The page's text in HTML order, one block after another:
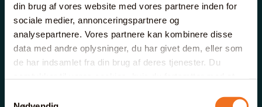
din brug af vores website med vores partnere inden for
sociale medier, annonceringspartnere og
analysepartnere. Vores partnere kan kombinere disse
data med andre oplysninger, du har givet dem, eller som
de har indsamlet fra din brug af deres tjenester. Du